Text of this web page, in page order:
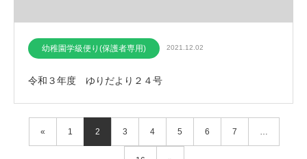
幼稚園学級便り(保護者専用) 2021.12.02
令和３年度 ゆりだより２４号
« 1 2 3 4 5 6 7